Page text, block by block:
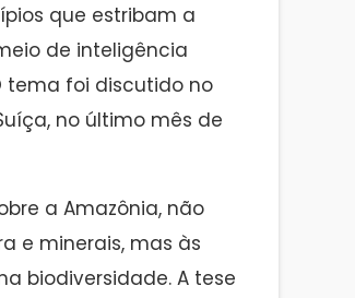
que estribam a
de inteligência
tema foi discutido no
no último mês de
a Amazônia, não
e minerais, mas às
biodiversidade. A tese